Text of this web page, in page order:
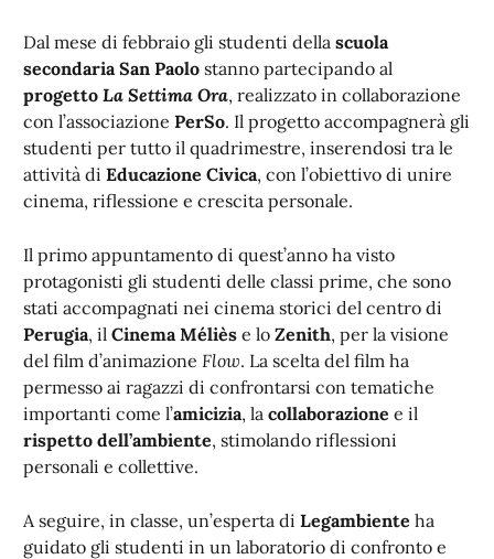
Dal mese di febbraio gli studenti della scuola
secondaria San Paolo stanno partecipando al
progetto La Settima Ora, realizzato in collaborazione
con l’associazione PerSo. Il progetto accompagnerà gli
studenti per tutto il quadrimestre, inserendosi tra le
attività di Educazione Civica, con l’obiettivo di unire
cinema, riflessione e crescita personale.
Il primo appuntamento di quest’anno ha visto
protagonisti gli studenti delle classi prime, che sono
stati accompagnati nei cinema storici del centro di
Perugia, il Cinema Méliès e lo Zenith, per la visione
del film d’animazione Flow. La scelta del film ha
permesso ai ragazzi di confrontarsi con tematiche
importanti come l’amicizia, la collaborazione e il
rispetto dell’ambiente, stimolando riflessioni
personali e collettive.
A seguire, in classe, un’esperta di Legambiente ha
guidato gli studenti in un laboratorio di confronto e